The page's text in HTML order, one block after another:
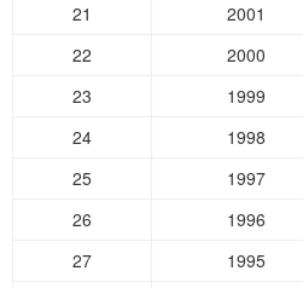
21
2001
22
2000
23
1999
24
1998
25
1997
26
1996
27
1995